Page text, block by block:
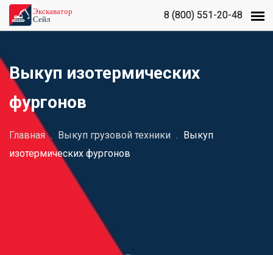
8 (800) 551-20-48
8 (800) 551-20-48
Выкуп изотермических
фургонов
Главная . Выкуп грузовой техники . Выкуп
изотермических фургонов